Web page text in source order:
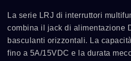
La serie LRJ di interruttori
combina il jack di alimentazione
basculanti orizzontali. La
fino a 5A/15VDC e la durata